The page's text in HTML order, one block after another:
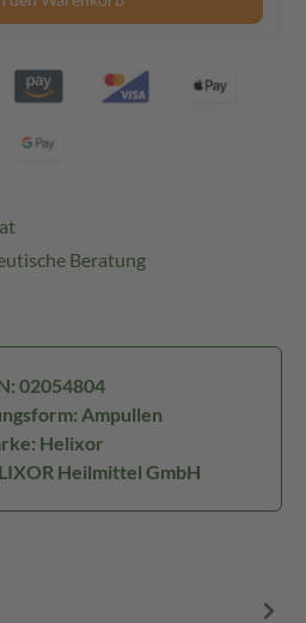
Beratung
02054804
Ampullen
Helixor
Heilmittel GmbH